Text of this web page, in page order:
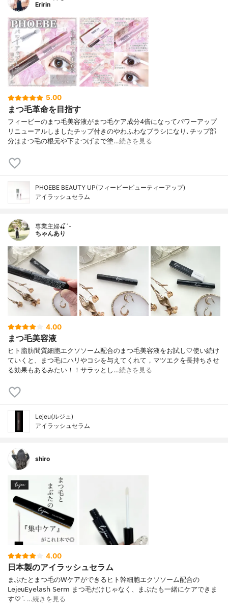
Eririn
5.00
まつ毛革命を目指す
フィービーのまつ毛美容液がまつ毛ケア成分4倍になってパワーアップ
リニューアルしましたチップ付きのやわふわなブラシになり､チップ部
分はまつ毛の根元や下まつげまで塗…続きを見る
PHOEBE BEAUTY UP(フィービービューティーアップ)
アイラッシュセラム
専業主婦🍒´-
ちゃんあり
4.00
まつ毛美容液
ヒト脂肪間質細胞エクソソーム配合のまつ毛美容液をお試し🤍使い続け
ていくと、まつ毛にハリやコシを与えてくれて，マツエクを長持ちさせ
る効果もあるみたい！！サラッとし…続きを見る
Lejeu(ルジュ)
アイラッシュセラム
shiro
4.00
日本製のアイラッシュセラム
まぶたとまつ毛の𝖶ケアができるヒト幹細胞エクソソーム配合の
𝖫𝖾𝗃eu𝖤𝗒𝖾𝗅𝖺𝗌𝗁 𝖲𝖾𝗋𝗆 まつ毛だけじゃなく、まぶたも一緒にケアできま
す♡ˊ˗ …続きを見る